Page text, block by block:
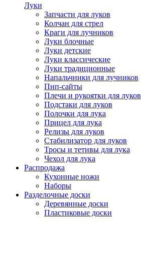
Луки
Запчасти для луков
Колчан для стрел
Краги для лучников
Луки блочные
Луки детские
Луки классические
Луки традиционные
Напальчники для лучников
Пип-сайты
Плечи и рукоятки для луков
Подстаки для луков
Полочки для лука
Прицел для лука
Релизы для луков
Стабилизатор для луков
Тросы и тетивы для лука
Чехол для лука
Распродажа
Кухонные ножи
Наборы
Разделочные доски
Деревянные доски
Пластиковые доски